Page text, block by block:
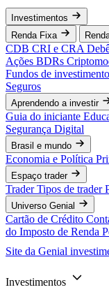
Investimentos
Renda Fixa
CDB CRI e CRA
Ações BDRs
Fundos de
Seguros
Aprendendo a investir
Guia do iniciante
Segurança Digital
Brasil e mundo
Economia e Política
Espaço trader
TraderTipos de trader
Universo Genial
Cartão de Crédito
do Imposto de Renda
Site da Genial
Investimentos